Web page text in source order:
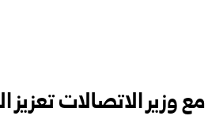
الاتصالات تعزيز